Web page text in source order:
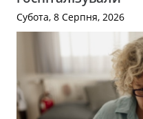
Субота, 8 Серпня, 2026